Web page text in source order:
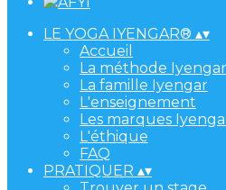
LE YOGA IYENGAR® ▴▾
Accueil
La méthode Iyengar
La famille Iyengar
L'enseignement
Les marques
L'éthique
FAQ
PRATIQUER ▴▾